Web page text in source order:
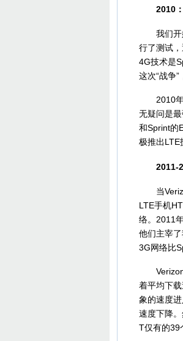
2010
我们开始
行了测试
4G技术是
这次“战争
2010年
无疑问是
和Sprint的
极推出LTE
2011-
当
LTE手机
络。2011
他们主宰
3G网络比
Verizon
着平均下
象的速度
速度下降
T仅有的39